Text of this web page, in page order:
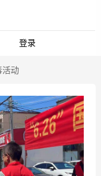
登录
活动